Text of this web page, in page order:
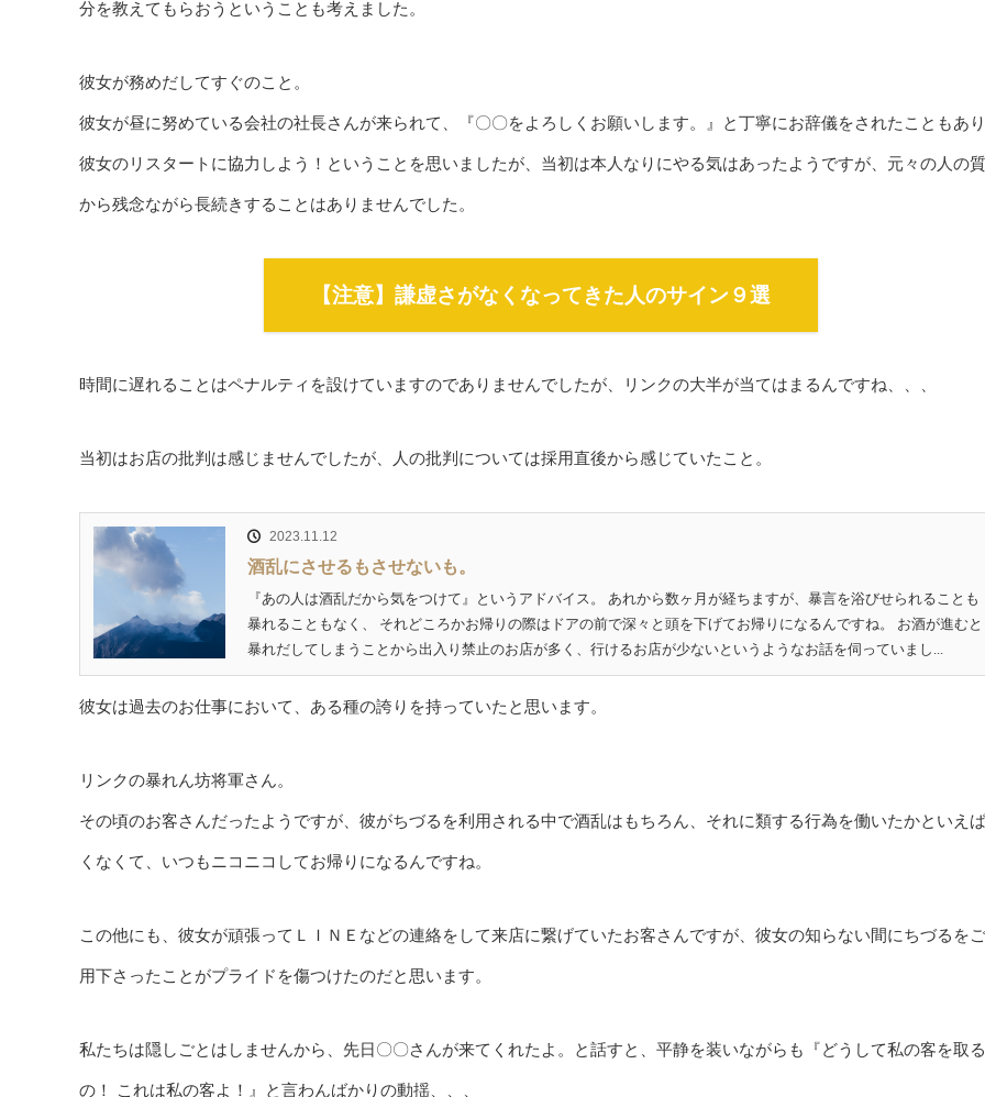
分を教えてもらおうということも考えました。
彼女が務めだしてすぐのこと。
彼女が昼に努めている会社の社長さんが来られて、『〇〇をよろしくお願いします。』と丁寧にお辞儀をされたこともあり
彼女のリスタートに協力しよう！ということを思いましたが、当初は本人なりにやる気はあったようですが、元々の人の
から残念ながら長続きすることはありませんでした。
【注意】謙虚さがなくなってきた人のサイン９選
時間に遅れることはペナルティを設けていますのでありませんでしたが、リンクの大半が当てはまるんですね、、、
当初はお店の批判は感じませんでしたが、人の批判については採用直後から感じていたこと。
2023.11.12
酒乱にさせるもさせないも。
『あの人は酒乱だから気をつけて』というアドバイス。 あれから数ヶ月が経ちますが、暴言を浴びせられることも
暴れることもなく、 それどころかお帰りの際はドアの前で深々と頭を下げてお帰りになるんですね。 お酒が進むと
暴れだしてしまうことから出入り禁止のお店が多く、行けるお店が少ないというようなお話を伺っていまし...
彼女は過去のお仕事において、ある種の誇りを持っていたと思います。
リンクの暴れん坊将軍さん。
その頃のお客さんだったようですが、彼がちづるを利用される中で酒乱はもちろん、それに類する行為を働いたかといえ
くなくて、いつもニコニコしてお帰りになるんですね。
この他にも、彼女が頑張ってＬＩＮＥなどの連絡をして来店に繋げていたお客さんですが、彼女の知らない間にちづるをご
用下さったことがプライドを傷つけたのだと思います。
私たちは隠しごとはしませんから、先日〇〇さんが来てくれたよ。と話すと、平静を装いながらも『どうして私の客を取る
の！ これは私の客よ！』と言わんばかりの動揺、、、